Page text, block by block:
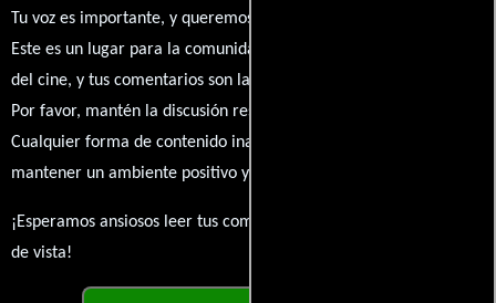
Tu voz es importante, y queremos escuchar tus pensamientos.
Este es un lugar para la comunidad de admiradores y amantes
del cine, y tus comentarios son la esencia de esta conversación.
Por favor, mantén la discusión respetuosa y constructiva.
Cualquier forma de contenido inapropiado será eliminado para
mantener un ambiente positivo y enriquecedor para todos.
¡Esperamos ansiosos leer tus comentarios y conocer tus puntos
de vista!